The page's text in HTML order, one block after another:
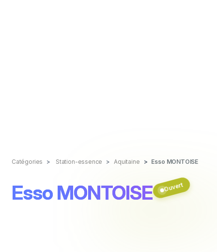
Catégories Station-essence Aquitaine Esso MONTOISE
Esso MONTOISE Ouvert